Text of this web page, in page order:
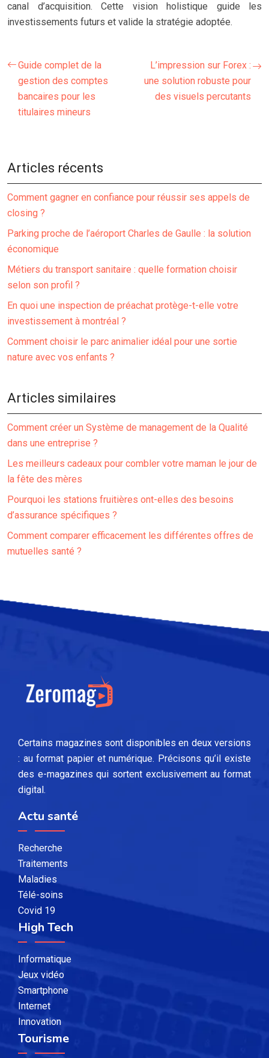
canal d’acquisition. Cette vision holistique guide les
investissements futurs et valide la stratégie adoptée.
Guide complet de la
gestion des comptes
bancaires pour les
titulaires mineurs
L’impression sur Forex :
une solution robuste pour
des visuels percutants
Articles récents
Comment gagner en confiance pour réussir ses appels de
closing ?
Parking proche de l’aéroport Charles de Gaulle : la solution
économique
Métiers du transport sanitaire : quelle formation choisir
selon son profil ?
En quoi une inspection de préachat protège-t-elle votre
investissement à montréal ?
Comment choisir le parc animalier idéal pour une sortie
nature avec vos enfants ?
Articles similaires
Comment créer un Système de management de la Qualité
dans une entreprise ?
Les meilleurs cadeaux pour combler votre maman le jour de
la fête des mères
Pourquoi les stations fruitières ont-elles des besoins
d’assurance spécifiques ?
Comment comparer efficacement les différentes offres de
mutuelles santé ?
Certains magazines sont disponibles en deux versions
: au format papier et numérique. Précisons qu’il existe
des e-magazines qui sortent exclusivement au format
digital.
Actu santé
Recherche
Traitements
Maladies
Télé-soins
Covid 19
High Tech
Informatique
Jeux vidéo
Smartphone
Internet
Innovation
Tourisme